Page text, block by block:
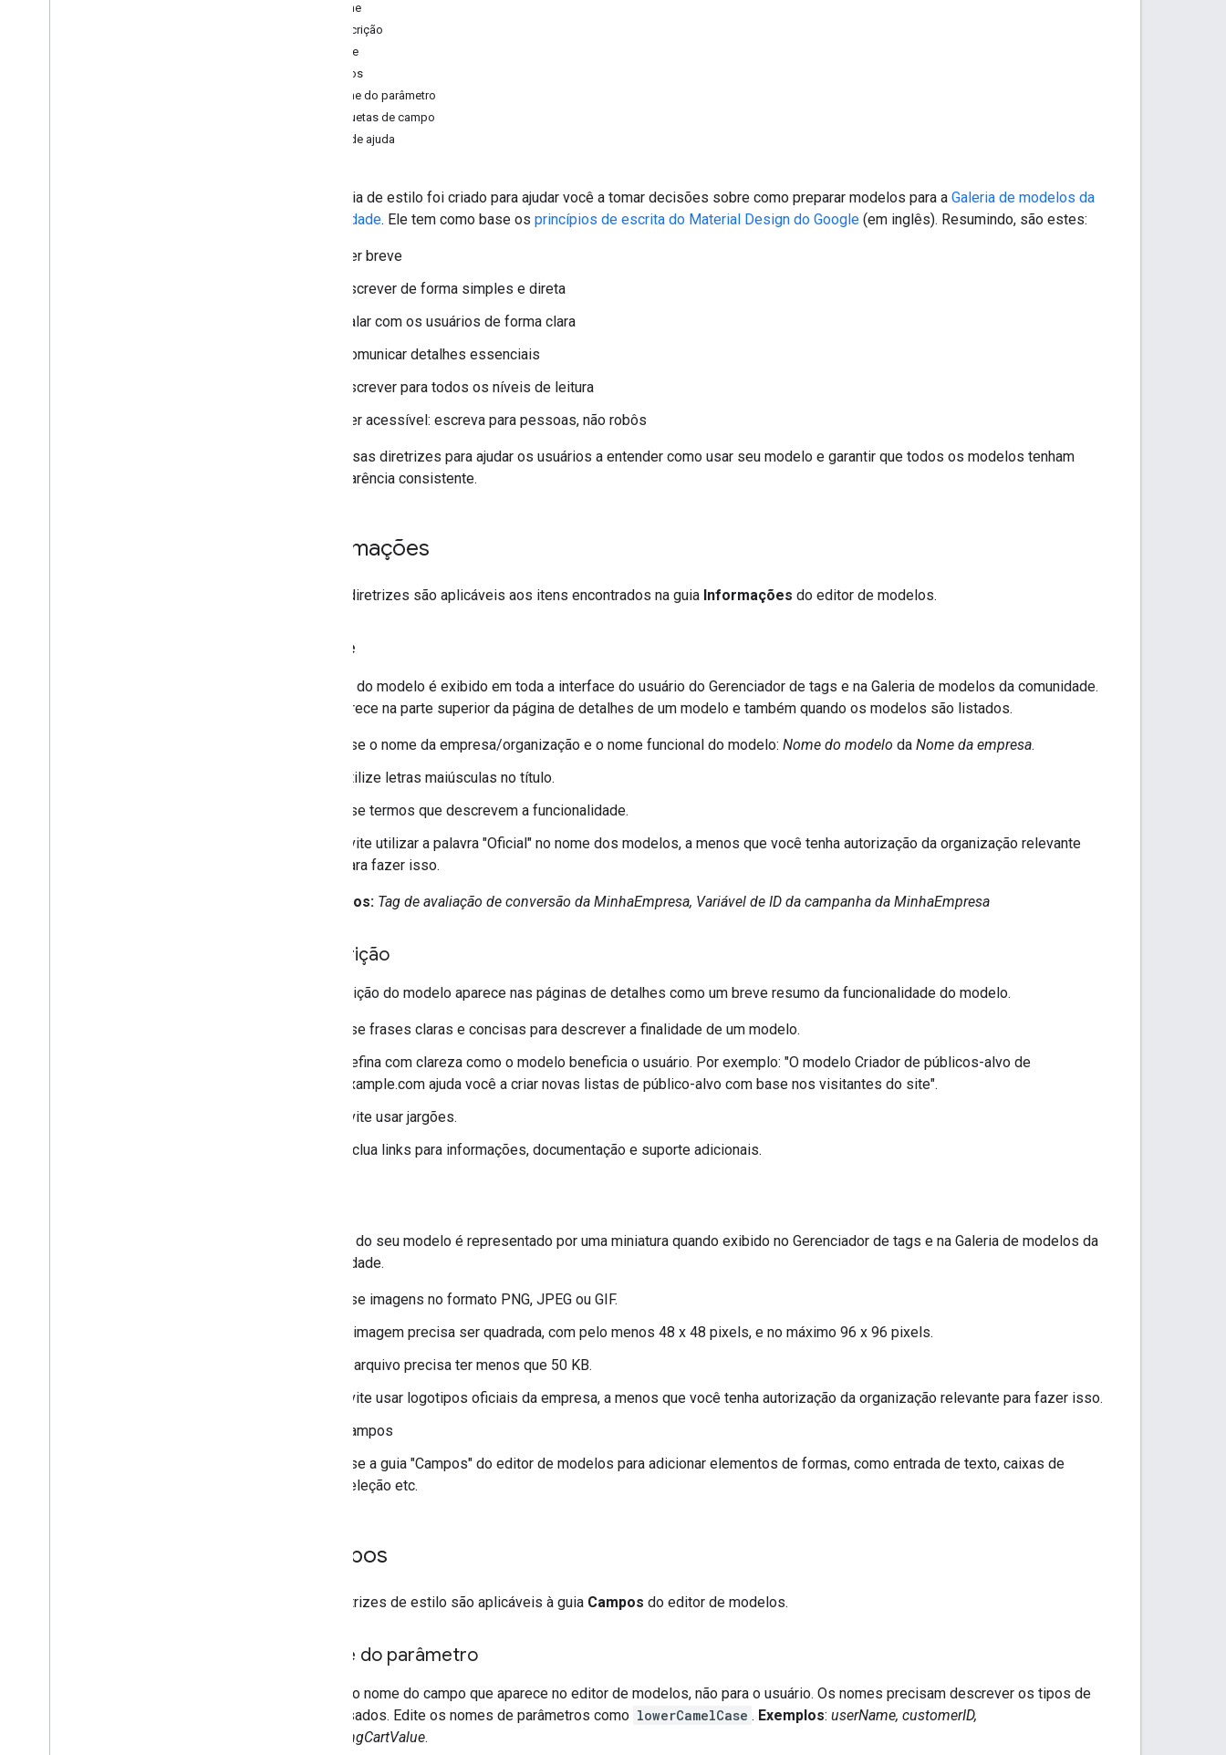
Nome
Descrição
Ícone
Campos
Nome do parâmetro
Etiquetas de campo
Texto de ajuda
Este guia de estilo foi criado para ajudar você a tomar decisões sobre como preparar modelos para a Galeria de modelos da
comunidade. Ele tem como base os princípios de escrita do Material Design do Google (em inglês). Resumindo, são estes:
Ser breve
Escrever de forma simples e direta
Falar com os usuários de forma clara
Comunicar detalhes essenciais
Escrever para todos os níveis de leitura
Ser acessível: escreva para pessoas, não robôs
Siga essas diretrizes para ajudar os usuários a entender como usar seu modelo e garantir que todos os modelos tenham
uma aparência consistente.
Informações
Essas diretrizes são aplicáveis aos itens encontrados na guia Informações do editor de modelos.
Nome
O nome do modelo é exibido em toda a interface do usuário do Gerenciador de tags e na Galeria de modelos da comunidade.
Ele aparece na parte superior da página de detalhes de um modelo e também quando os modelos são listados.
Use o nome da empresa/organização e o nome funcional do modelo: Nome do modelo da Nome da empresa.
Utilize letras maiúsculas no título.
Use termos que descrevem a funcionalidade.
Evite utilizar a palavra "Oficial" no nome dos modelos, a menos que você tenha autorização da organização relevante
para fazer isso.
Exemplos: Tag de avaliação de conversão da MinhaEmpresa, Variável de ID da campanha da MinhaEmpresa
Descrição
A descrição do modelo aparece nas páginas de detalhes como um breve resumo da funcionalidade do modelo.
Use frases claras e concisas para descrever a finalidade de um modelo.
Defina com clareza como o modelo beneficia o usuário. Por exemplo: "O modelo Criador de públicos-alvo de
Example.com ajuda você a criar novas listas de público-alvo com base nos visitantes do site".
Evite usar jargões.
Inclua links para informações, documentação e suporte adicionais.
O ícone do seu modelo é representado por uma miniatura quando exibido no Gerenciador de tags e na Galeria de modelos da
comunidade.
Use imagens no formato PNG, JPEG ou GIF.
A imagem precisa ser quadrada, com pelo menos 48 x 48 pixels, e no máximo 96 x 96 pixels.
O arquivo precisa ter menos que 50 KB.
Evite usar logotipos oficiais da empresa, a menos que você tenha autorização da organização relevante para fazer isso.
Campos
Use a guia "Campos" do editor de modelos para adicionar elementos de formas, como entrada de texto, caixas de
seleção etc.
Campos
As diretrizes de estilo são aplicáveis à guia Campos do editor de modelos.
Nome do parâmetro
Esse é o nome do campo que aparece no editor de modelos, não para o usuário. Os nomes precisam descrever os tipos de
dado usados. Edite os nomes de parâmetros como lowerCamelCase . Exemplos: userName, customerID,
shoppingCartValue.